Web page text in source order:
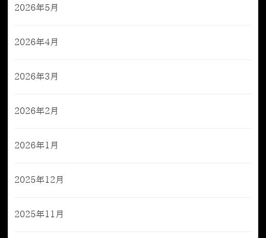
2026年5月
2026年4月
2026年3月
2026年2月
2026年1月
2025年12月
2025年11月